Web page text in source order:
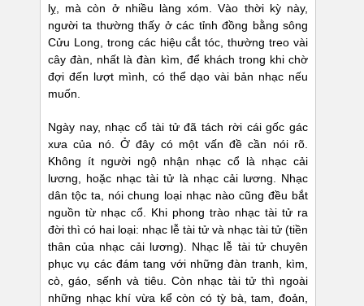
lỵ, mà còn ở nhiều làng xóm. Vào thời kỳ này,
người ta thường thấy ở các tỉnh đồng bằng sông
Cửu Long, trong các hiệu cắt tóc, thường treo vài
cây đàn, nhất là đàn kìm, để khách trong khi chờ
đợi đến lượt mình, có thể dạo vài bản nhạc nếu
muốn.
Ngày nay, nhạc cổ tài tử đã tách rời cái gốc gác
xưa của nó. Ở đây có một vấn đề cần nói rõ.
Không ít người ngộ nhận nhạc cổ là nhạc cải
lương, hoặc nhạc tài tử là nhạc cải lương. Nhạc
dân tộc ta, nói chung loại nhạc nào cũng đều bắt
nguồn từ nhạc cổ. Khi phong trào nhạc tài tử ra
đời thì có hai loại: nhạc lễ tài tử và nhạc tài tử (tiền
thân của nhạc cải lương). Nhạc lễ tài tử chuyên
phục vụ các đám tang với những đàn tranh, kìm,
cò, gáo, sếnh và tiêu. Còn nhạc tài tử thì ngoài
những nhạc khí vừa kể còn có tỳ bà, tam, đoản,